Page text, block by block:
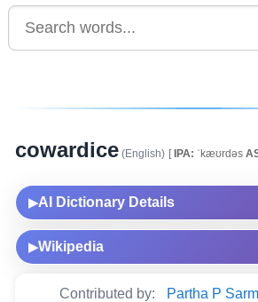
cowardice (English) [IPA: ˈkæʊrdəs
▶AI Dictionary Details
▶Wikipedia
Contributed by: Partha P